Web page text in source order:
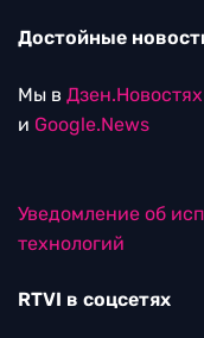
Достойные
Мы в Дзен.Новостях
и Google.News
Уведомление об
технологий
RTVI в соцсетях